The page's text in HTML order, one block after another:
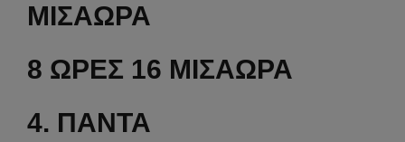
ΜΙΣΑΩΡΑ
8 ΩΡΕΣ 16 ΜΙΣΑΩΡΑ
4. ΠΑΝΤΑ